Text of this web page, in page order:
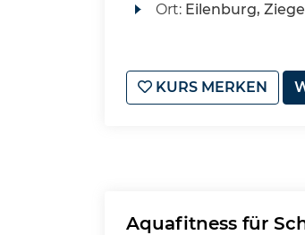
Ort: Eilenburg,
KURS MERKEN
Aquafitness für